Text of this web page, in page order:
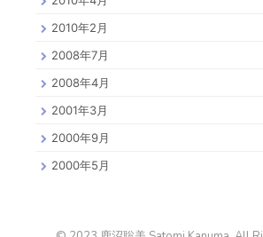
2010年2月
2008年7月
2008年4月
2001年3月
2000年9月
2000年5月